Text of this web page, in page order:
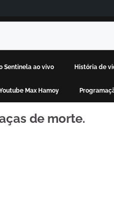
Sentinela ao vivo História de
Max Hamoy
de morte.